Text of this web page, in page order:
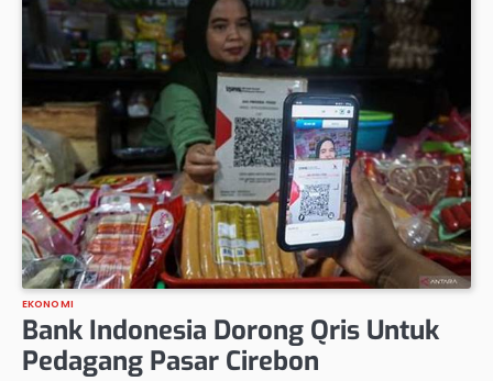
EKONOMI
Bank Indonesia Dorong Qris Untuk
Pedagang Pasar Cirebon